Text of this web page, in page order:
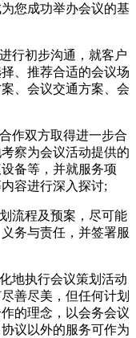
您成功举办会议的基
行初步沟通，就客户
、推荐合适的会议场
、会议交通方案、会
作双方取得进一步合
察为会议活动提供的
备等，并就服务项
容进行深入探讨;
流程及预案，尽可能
务与责任，并签署服
地执行会议策划活动
善尽美，但任何计划
的理念，以会务会议
议以外的服务可作为